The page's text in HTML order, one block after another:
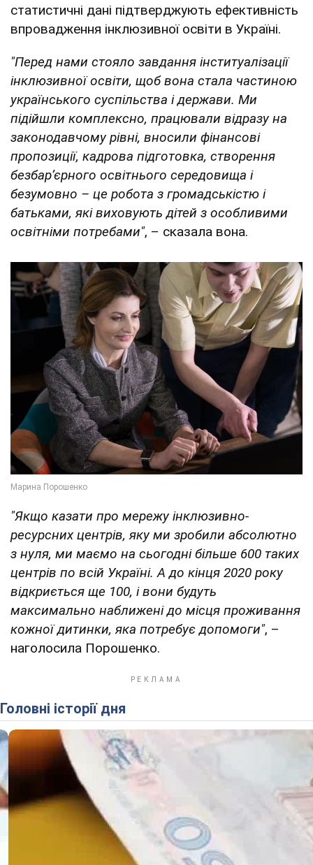
статистичні дані підтверджують ефективність
впровадження інклюзивної освіти в Україні.
"Перед нами стояло завдання інституалізації
інклюзивної освіти, щоб вона стала частиною
українського суспільства і держави. Ми
підійшли комплексно, працювали відразу на
законодавчому рівні, вносили фінансові
пропозиції, кадрова підготовка, створення
безбар’єрного освітнього середовища і
безумовно – це робота з громадськістю і
батьками, які виховують дітей з особливими
освітніми потребами", – сказала вона.
"Якщо казати про мережу інклюзивно-
ресурсних центрів, яку ми зробили абсолютно
з нуля, ми маємо на сьогодні більше 600 таких
центрів по всій Україні. А до кінця 2020 року
відкриється ще 100, і вони будуть
максимально наближені до місця проживання
кожної дитинки, яка потребує допомоги", –
наголосила Порошенко.
Головні історії дня